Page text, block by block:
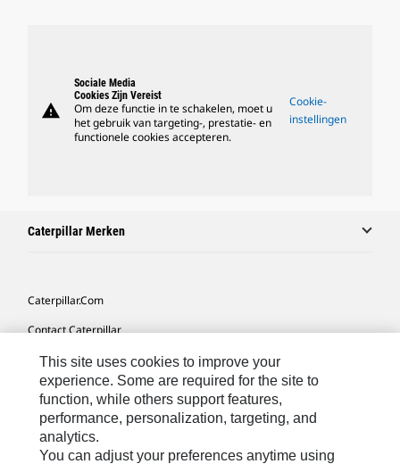
warning
Sociale Media
Cookies Zijn Vereist
Om deze functie in te schakelen, moet u
het gebruik van targeting-, prestatie- en
functionele cookies accepteren.
Cookie-
instellingen
Caterpillar Merken
Caterpillar.com
Contact Caterpillar
Mijn Marketingvoorkeuren
Site Map
Cookie Settings
Legal
This site uses cookies to improve your
experience. Some are required for the site to
function, while others support features,
performance, personalization, targeting, and
analytics.
You can adjust your preferences anytime using